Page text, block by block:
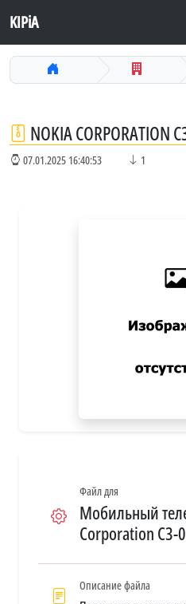
KIPiA
NOKIA CORPORATION
07.01.2025 16:40:53 1
Файл для
Мобильный
Corporation C3-
Описание файла